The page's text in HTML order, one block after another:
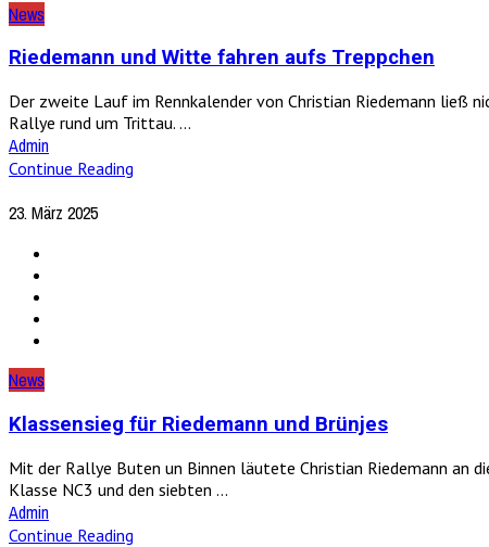
News
Riedemann und Witte fahren aufs Treppchen
Der zweite Lauf im Rennkalender von Christian Riedemann ließ
Rallye rund um Trittau. ...
Admin
Continue Reading
23. März 2025
News
Klassensieg für Riedemann und Brünjes
Mit der Rallye Buten un Binnen läutete Christian Riedemann an
Klasse NC3 und den siebten ...
Admin
Continue Reading